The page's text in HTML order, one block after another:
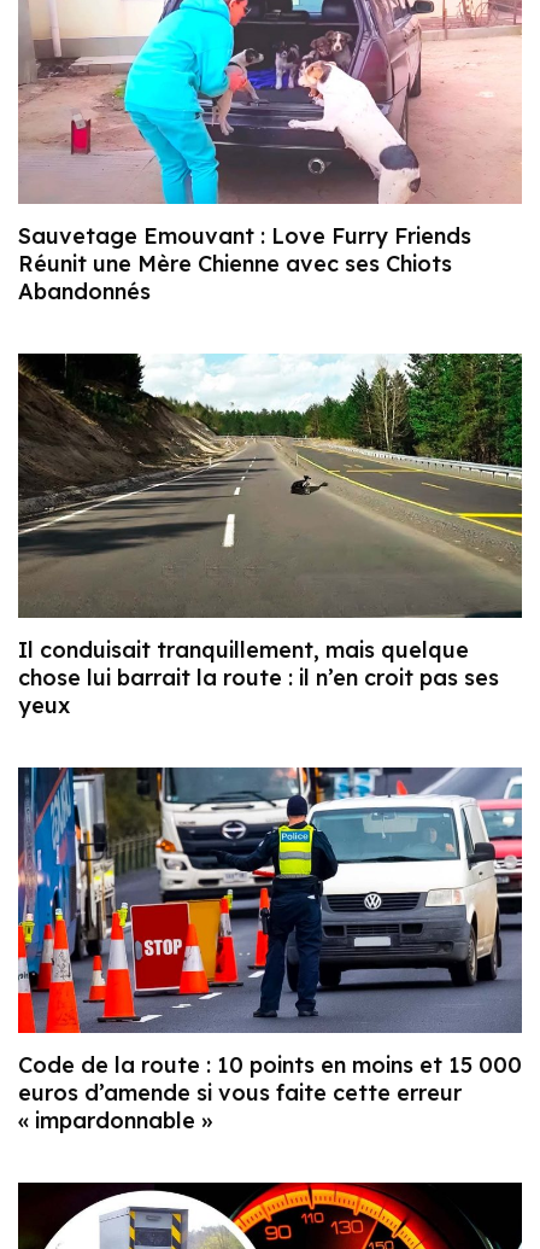
Sauvetage Emouvant : Love Furry Friends
Réunit une Mère Chienne avec ses Chiots
Abandonnés
Il conduisait tranquillement, mais quelque
chose lui barrait la route : il n’en croit pas ses
yeux
Code de la route : 10 points en moins et 15 000
euros d’amende si vous faite cette erreur
« impardonnable »